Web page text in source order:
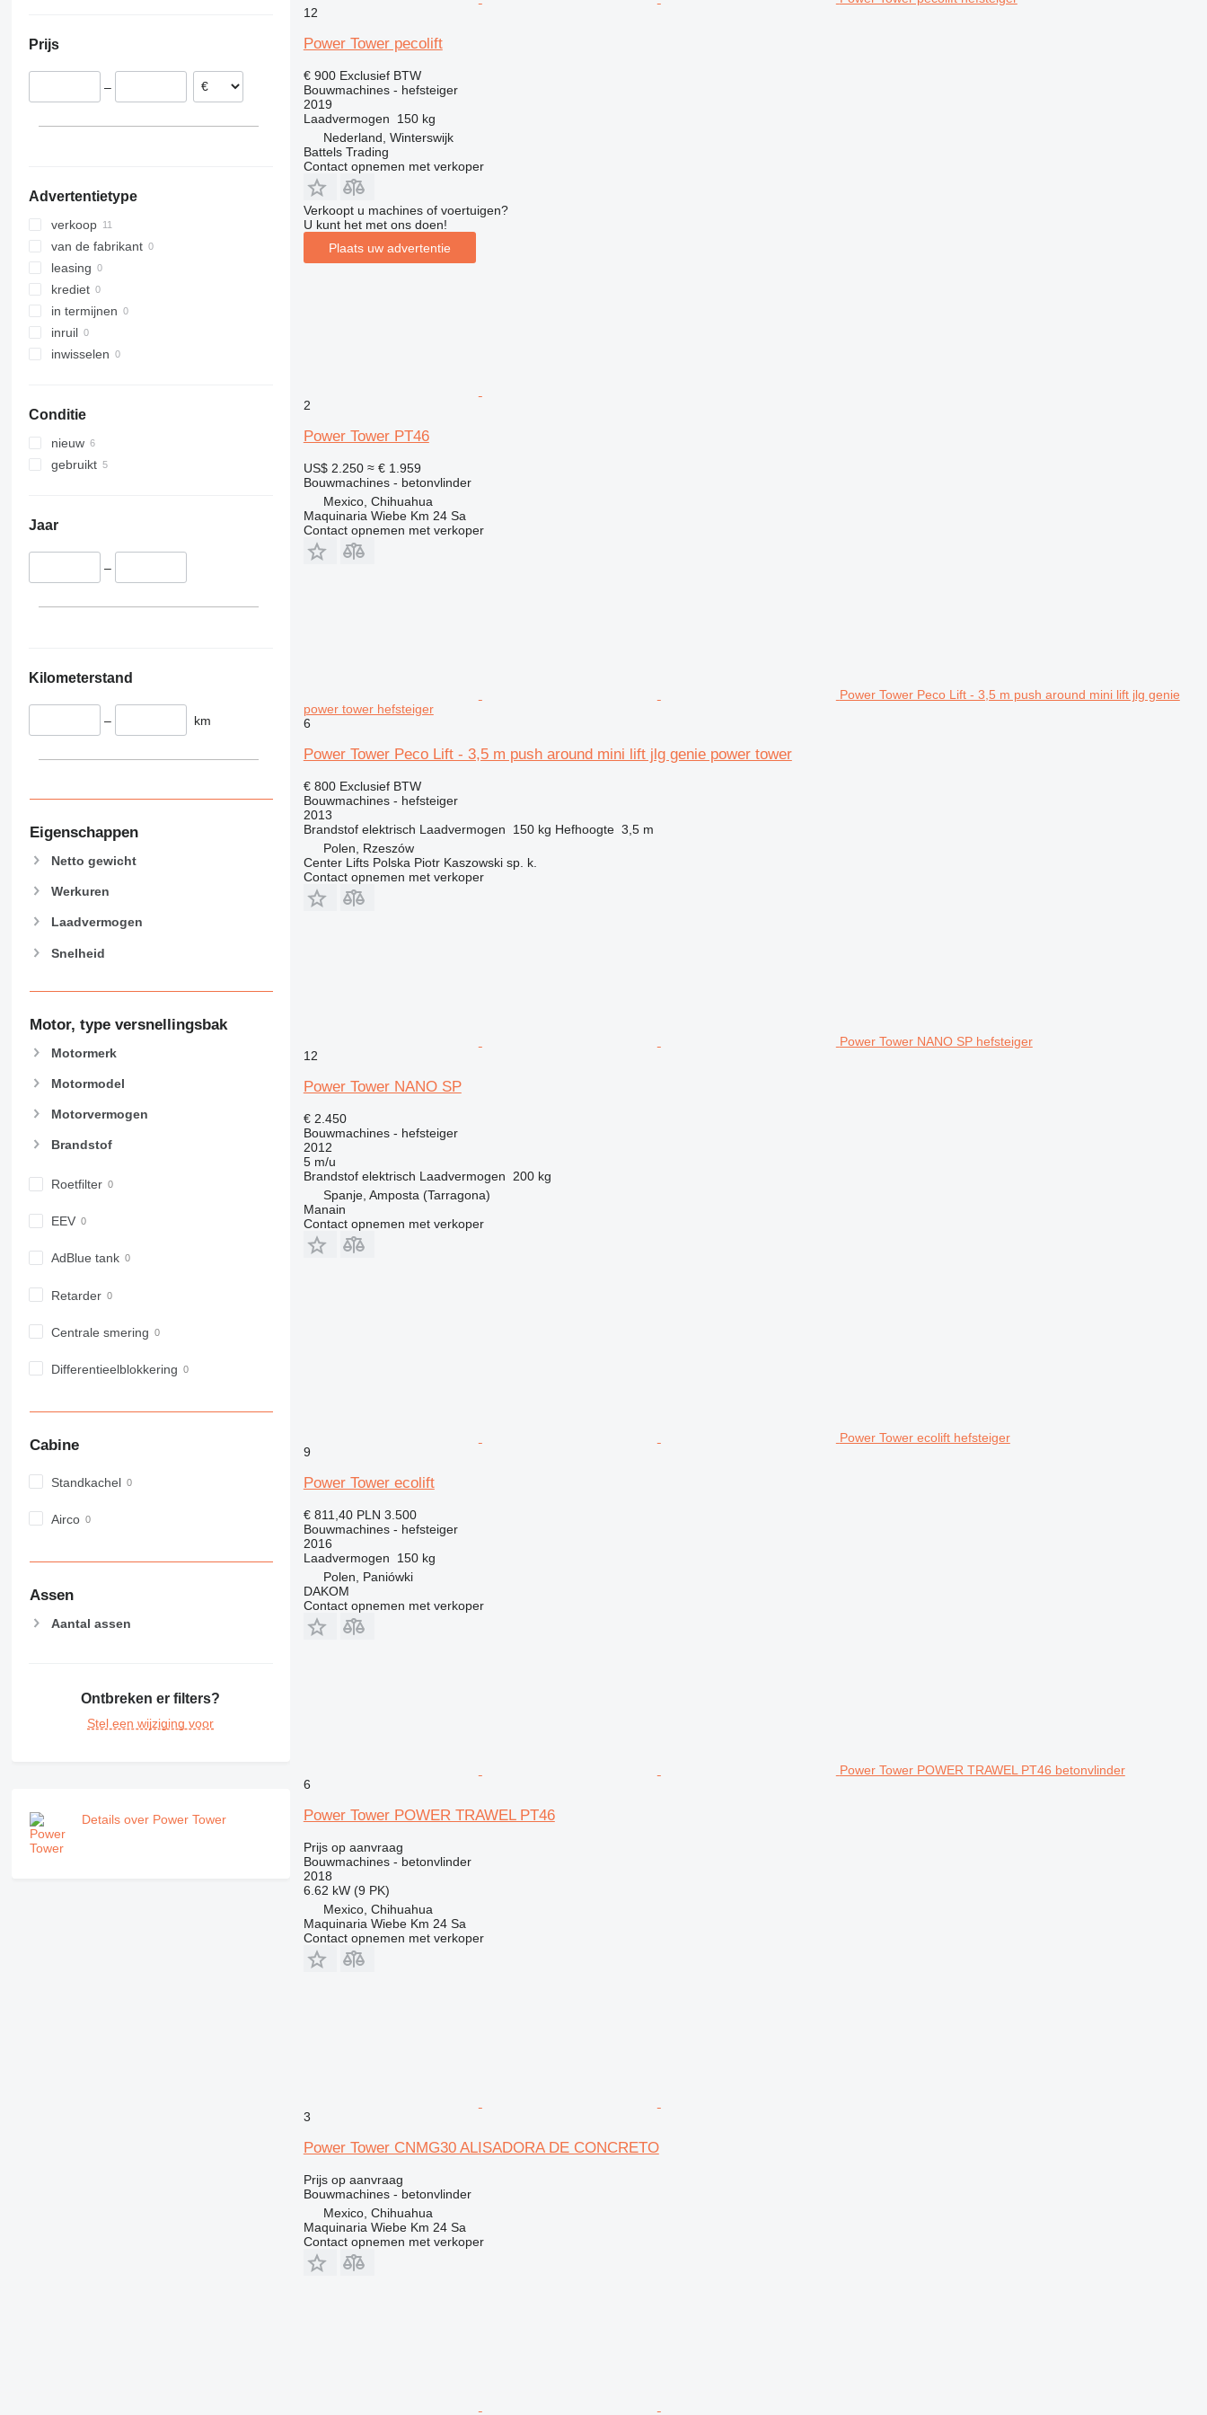
314
320
321
322
323
324
325
326
329
340
345
349
420
428
434
444
906
908
910
920
928
938
955
963
966
973
982
992
C-series
CS
F-series
IT
MH
NR
436
8025
8026
8030
8035
CT
JS
JZ
NXT
VMT
Vibromax
4069
Toucan
XZ
Prijs
–
Advertentietype
verkoop
van de fabrikant
leasing
krediet
in termijnen
inruil
inwisselen
Conditie
nieuw
gebruikt
Jaar
–
Kilometerstand
– km
Eigenschappen
Netto gewicht
Werkuren
Laadvermogen
Snelheid
Motor, type versnellingsbak
Motormerk
Motormodel
Motorvermogen
Brandstof
Roetfilter
EEV
AdBlue tank
Retarder
Centrale smering
Differentieelblokkering
Cabine
Standkachel
Airco
Assen
Aantal assen
Ontbreken er filters?
Stel een wijziging voor
Details over Power Tower
12
Power Tower pecolift
€ 900 Exclusief BTW
Bouwmachines - hefsteiger
2019
Laadvermogen
150 kg
Nederland, Winterswijk
Battels Trading
Contact opnemen met verkoper
Verkoopt u machines of voertuigen?
U kunt het met ons doen!
Plaats uw advertentie
2
Power Tower PT46
US$ 2.250 ≈ € 1.959
Bouwmachines - betonvlinder
Mexico, Chihuahua
Maquinaria Wiebe Km 24 Sa
Contact opnemen met verkoper
Power Tower Peco Lift - 3,5 m push around mini lift jlg genie
power tower hefsteiger
6
Power Tower Peco Lift - 3,5 m push around mini lift jlg genie power tower
€ 800 Exclusief BTW
Bouwmachines - hefsteiger
2013
Brandstof elektrisch Laadvermogen 150 kg Hefhoogte 3,5 m
Polen, Rzeszów
Center Lifts Polska Piotr Kaszowski sp. k.
Contact opnemen met verkoper
Power Tower NANO SP hefsteiger
12
Power Tower NANO SP
€ 2.450
Bouwmachines - hefsteiger
2012
5 m/u
Brandstof elektrisch Laadvermogen
200 kg
Spanje, Amposta (Tarragona)
Manain
Contact opnemen met verkoper
Power Tower ecolift hefsteiger
9
Power Tower ecolift
€ 811,40 PLN 3.500
Bouwmachines - hefsteiger
2016
Laadvermogen
150 kg
Polen, Paniówki
DAKOM
Contact opnemen met verkoper
Power Tower POWER TRAWEL PT46 betonvlinder
6
Power Tower POWER TRAWEL PT46
Prijs op aanvraag
Bouwmachines - betonvlinder
2018
6.62 kW (9 PK)
Mexico, Chihuahua
Maquinaria Wiebe Km 24 Sa
Contact opnemen met verkoper
3
Power Tower CNMG30 ALISADORA DE CONCRETO
Prijs op aanvraag
Bouwmachines - betonvlinder
Mexico, Chihuahua
Maquinaria Wiebe Km 24 Sa
Contact opnemen met verkoper